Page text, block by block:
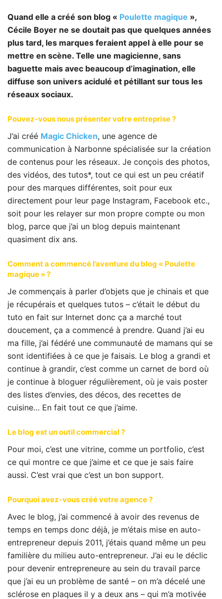
Quand elle a créé son blog « Poulette magique »,
Cécile Boyer ne se doutait pas que quelques années
plus tard, les marques feraient appel à elle pour se
mettre en scène. Telle une magicienne, sans
baguette mais avec beaucoup d’imagination, elle
diffuse son univers acidulé et pétillant sur tous les
réseaux sociaux.
Pouvez-vous nous présenter votre entreprise ?
J’ai créé Magic Chicken, une agence de
communication à Narbonne spécialisée sur la création
de contenus pour les réseaux. Je conçois des photos,
des vidéos, des tutos*, tout ce qui est un peu créatif
pour des marques différentes, soit pour eux
directement pour leur page Instagram, Facebook etc.,
soit pour les relayer sur mon propre compte ou mon
blog, parce que j’ai un blog depuis maintenant
quasiment dix ans.
Comment a commencé l’aventure du blog « Poulette
magique » ?
Je commençais à parler d’objets que je chinais et que
je récupérais et quelques tutos – c’était le début du
tuto en fait sur Internet donc ça a marché tout
doucement, ça a commencé à prendre. Quand j’ai eu
ma fille, j’ai fédéré une communauté de mamans qui se
sont identifiées à ce que je faisais. Le blog a grandi et
continue à grandir, c’est comme un carnet de bord où
je continue à bloguer régulièrement, où je vais poster
des listes d’envies, des décos, des recettes de
cuisine… En fait tout ce que j’aime.
Le blog est un outil commercial ?
Pour moi, c’est une vitrine, comme un portfolio, c’est
ce qui montre ce que j’aime et ce que je sais faire
aussi. C’est vrai que c’est un bon support.
Pourquoi avez-vous créé votre agence ?
Avec le blog, j’ai commencé à avoir des revenus de
temps en temps donc déjà, je m’étais mise en auto-
entrepreneur depuis 2011, j’étais quand même un peu
familière du milieu auto-entrepreneur. J’ai eu le déclic
pour devenir entrepreneure au sein du travail parce
que j’ai eu un problème de santé – on m’a décelé une
sclérose en plaques il y a deux ans – qui m’a motivée